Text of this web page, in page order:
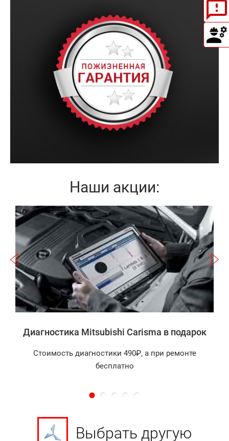
Наши акции:
Записаться
Диагностика Mitsubishi Carisma в подарок
Стоимость диагностики 490₽, а при ремонте
бесплатно
Выбрать другую